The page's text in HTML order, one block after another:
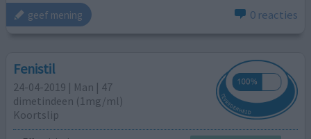
geef mening 0 reacties
Fenistil
24-04-2019 | Man | 47
dimetindeen (1mg/ml)
Koortslip